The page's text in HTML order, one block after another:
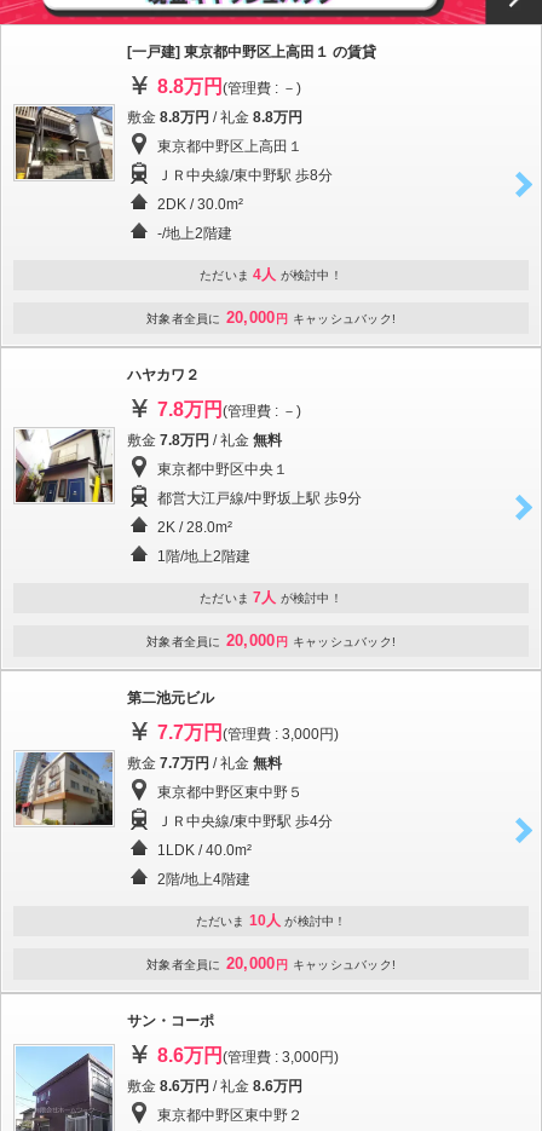
[一戸建] 東京都中野区上高田１ の賃貸
8.8万円 (管理費 : －)
敷金 8.8万円 / 礼金 8.8万円
東京都中野区上高田１
ＪＲ中央線/東中野駅 歩8分
2DK / 30.0m²
-/地上2階建
ただいま 4人 が検討中！
対象者全員に 20,000 円 キャッシュバック!
ハヤカワ２
7.8万円 (管理費 : －)
敷金 7.8万円 / 礼金 無料
東京都中野区中央１
都営大江戸線/中野坂上駅 歩9分
2K / 28.0m²
1階/地上2階建
ただいま 7人 が検討中！
対象者全員に 20,000 円 キャッシュバック!
第二池元ビル
7.7万円 (管理費 : 3,000円)
敷金 7.7万円 / 礼金 無料
東京都中野区東中野５
ＪＲ中央線/東中野駅 歩4分
1LDK / 40.0m²
2階/地上4階建
ただいま 10人 が検討中！
対象者全員に 20,000 円 キャッシュバック!
サン・コーポ
8.6万円 (管理費 : 3,000円)
敷金 8.6万円 / 礼金 8.6万円
東京都中野区東中野２